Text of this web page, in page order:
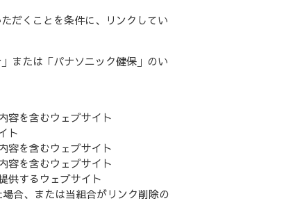
だくことを条件に、リンクしてい
または「パナソニック健保」のい
容を含むウェブサイト
ト
容を含むウェブサイト
容を含むウェブサイト
供するウェブサイト
合、または当組合がリンク削除の